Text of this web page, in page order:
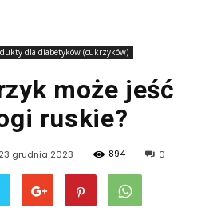
dla diabetyków (cukrzyków)
może jeść
ruskie?
23 grudnia 2023 894 0